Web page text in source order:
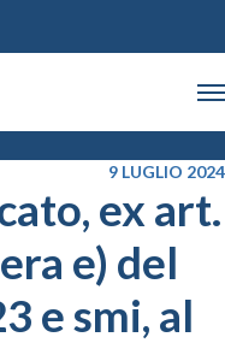
9 LUGLIO 2024
ex art.
e) del
e smi, al